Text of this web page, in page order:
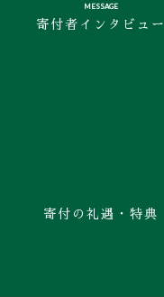
MESSAGE
寄付者インタビュー
寄付の礼遇・特典